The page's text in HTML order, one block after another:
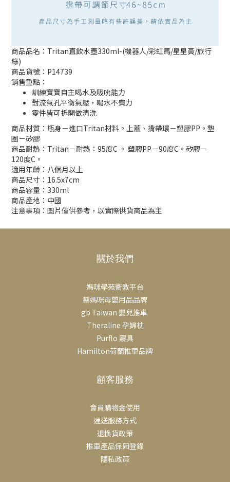
商品品名：Tritan直飲水壺330ml-(機器人/彩虹馬/星星黃/旅行
綠)
商品貨號：P14739
銷售重點：
訓練寶寶自主喝水及吸吮能力
對流氣孔平衡氣壓，喝水不費力
零件皆可拆開做清洗
商品材質：瓶身－進口Tritan材料。上蓋、揹帶環－塑膠PP。墊
圈－矽膠
商品耐熱：Tritan－耐熱：95度C 。 塑膠PP－90度C。矽膠－
120度C。
適用年齡：八個月以上
商品尺寸：16.5x7cm
商品容量：330ml
商品產地：中國
注意事項：圖片僅供參考，以實際供貨商品為主
關於我們
媽咪學苑衛教平台
赫媽咪母嬰用品品牌
gb Taiwan 嬰兒推車
Theraline 孕婦枕
Purflo 寢具
Hamilton荷蘭推車品牌
顧客服務
會員購物金使用
運送服務方式
退換貨政策
推車產品保固登錄
隱私政策